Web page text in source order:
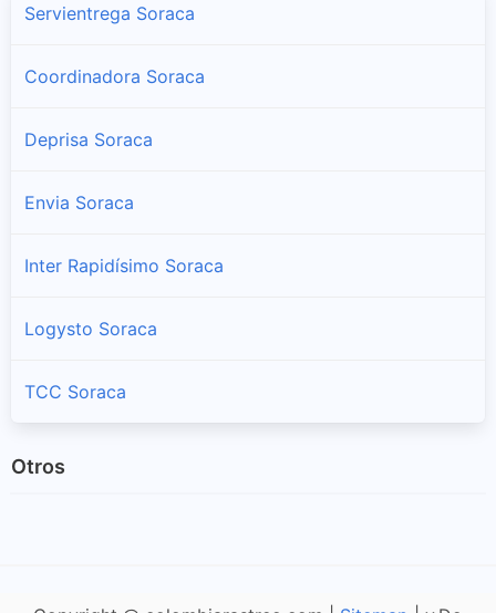
Servientrega Soraca
Coordinadora Soraca
Deprisa Soraca
Envia Soraca
Inter Rapidísimo Soraca
Logysto Soraca
TCC Soraca
Otros